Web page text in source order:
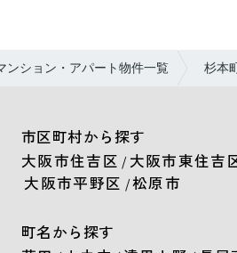
ンション・アパート物件一覧 杉本
市区町村から探す
大阪市住吉区 / 大阪市東住吉
大阪市平野区 /松原市
町名から探す